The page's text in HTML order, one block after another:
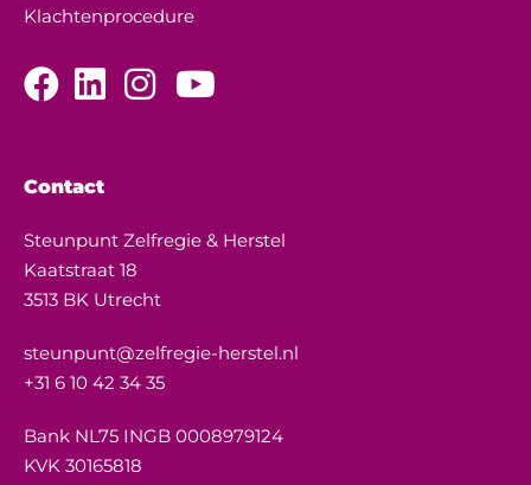
Klachtenprocedure
Contact
Steunpunt Zelfregie & Herstel
Kaatstraat 18
3513 BK Utrecht
steunpunt@zelfregie-herstel.nl
+31 6 10 42 34 35
Bank NL75 INGB 0008979124
KVK 30165818